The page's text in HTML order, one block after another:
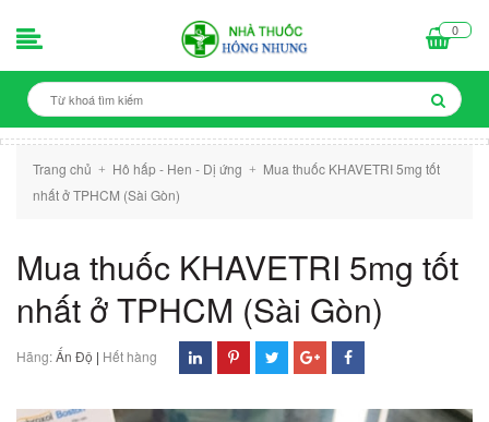
0
Trang chủ + Hô hấp - Hen - Dị ứng +
Mua thuốc KHAVETRI 5mg tốt
nhất ở TPHCM (Sài Gòn)
Mua thuốc KHAVETRI 5mg tốt
nhất ở TPHCM (Sài Gòn)
Hãng:Ấn Độ | Hết hàng